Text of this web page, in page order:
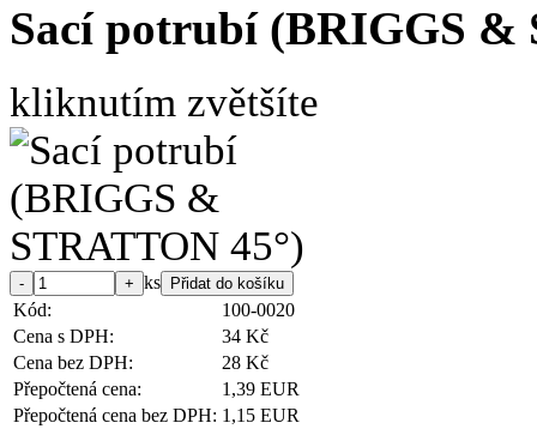
Sací potrubí (BRIGGS &
kliknutím zvětšíte
ks
Kód:
100-0020
Cena s DPH:
34 Kč
Cena bez DPH:
28 Kč
Přepočtená cena:
1,39 EUR
Přepočtená cena bez DPH: 1,15 EUR